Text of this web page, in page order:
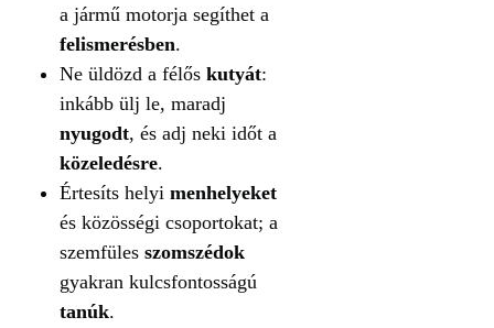
a jármű motorja segíthet a
felismerésben.
Ne üldözd a félős kutyát:
inkább ülj le, maradj
nyugodt, és adj neki időt a
közeledésre.
Értesíts helyi menhelyeket
és közösségi csoportokat; a
szemfüles szomszédok
gyakran kulcsfontosságú
tanúk.